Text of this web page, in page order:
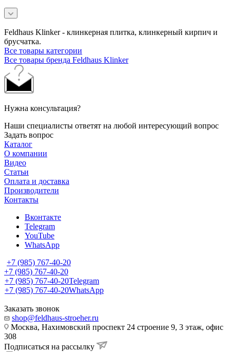
Feldhaus Klinker - клинкерная плитка, клинкерный кирпич и
брусчатка.
Все товары категории
Все товары бренда Feldhaus Klinker
Нужна консультация?
Наши специалисты ответят на любой интересующий вопрос
Задать вопрос
Каталог
О компании
Видео
Статьи
Оплата и доставка
Производители
Контакты
Вконтакте
Telegram
YouTube
WhatsApp
+7 (985) 767-40-20
+7 (985) 767-40-20
+7 (985) 767-40-20Telegram
+7 (985) 767-40-20WhatsApp
Заказать звонок
shop@feldhaus-stroeher.ru
Москва, Нахимовский проспект 24 строение 9, 3 этаж, офис
308
Подписаться на рассылку